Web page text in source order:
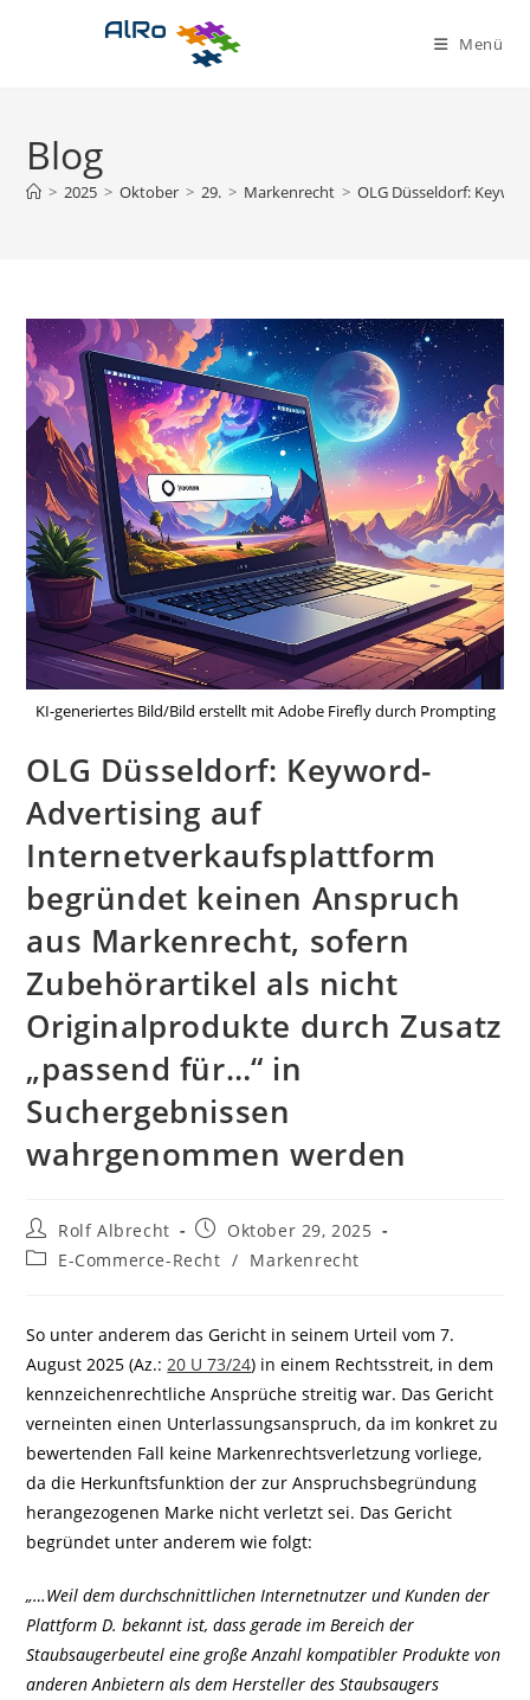
Menü
Blog
> 2025 > Oktober > 29. > Markenrecht > OLG Düsseldorf:
KI-generiertes Bild/Bild erstellt mit Adobe Firefly durch Prompting
OLG Düsseldorf: Keyword-
Advertising auf
Internetverkaufsplattform
begründet keinen Anspruch
aus Markenrecht, sofern
Zubehörartikel als nicht
Originalprodukte durch Zusatz
„passend für…“ in
Suchergebnissen
wahrgenommen werden
Beitrags-
Autor:
Rolf Albrecht
Beitrag
veröffentlicht:
Oktober 29, 2025
Beitrags-
E-Commerce-Recht / Markenrecht
So unter anderem das Gericht in seinem Urteil vom 7.
August 2025 (Az.:20 U 73/24) in einem Rechtsstreit, in dem
kennzeichenrechtliche Ansprüche streitig war. Das Gericht
verneinten einen Unterlassungsanspruch, da im konkret zu
bewertenden Fall keine Markenrechtsverletzung vorliege,
da die Herkunftsfunktion der zur Anspruchsbegründung
herangezogenen Marke nicht verletzt sei. Das Gericht
begründet unter anderem wie folgt:
„…Weil dem durchschnittlichen Internetnutzer und Kunden der
Plattform D. bekannt ist, dass gerade im Bereich der
Staubsaugerbeutel eine große Anzahl kompatibler Produkte von
anderen Anbietern als dem Hersteller des Staubsaugers